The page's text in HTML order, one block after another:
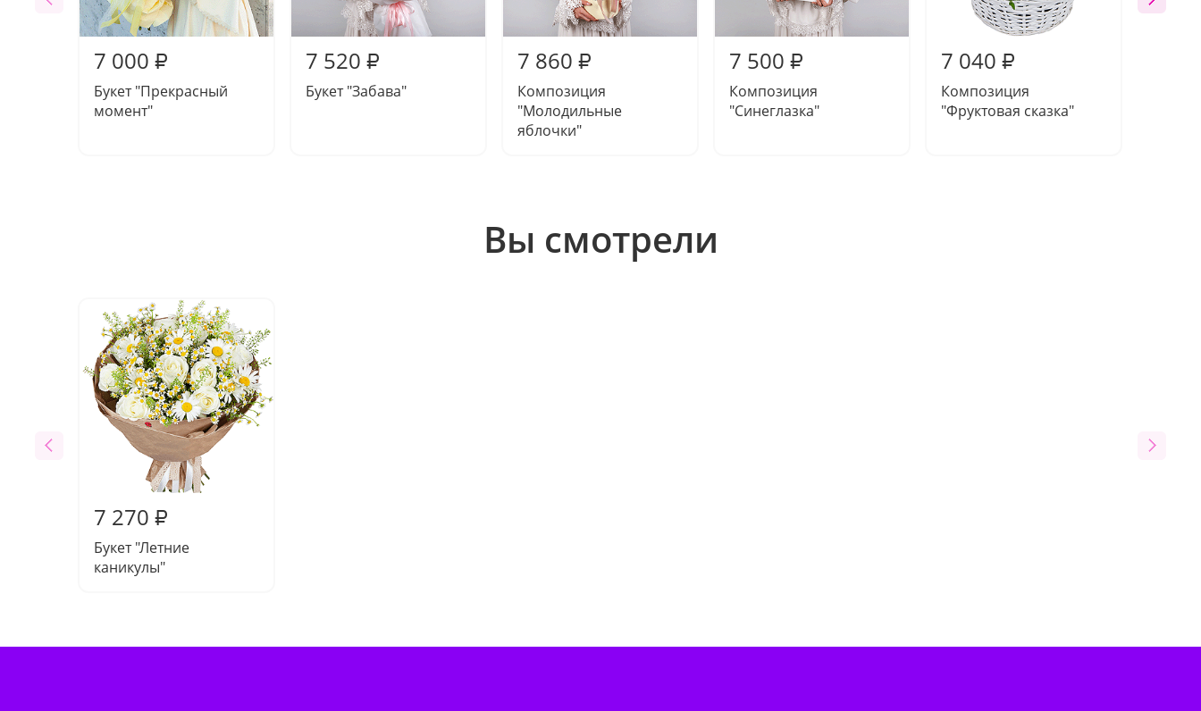
7 000 ₽
Букет "Прекрасный
момент"
7 520 ₽
Букет "Забава"
7 860 ₽
Композиция
"Молодильные
яблочки"
7 500 ₽
Композиция
"Синеглазка"
7 040 ₽
Композиция
"Фруктовая сказка"
Вы смотрели
7 270 ₽
Букет "Летние
каникулы"